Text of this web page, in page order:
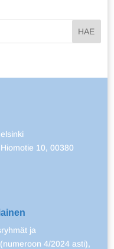
10, 00380
ja
4/2024 asti),